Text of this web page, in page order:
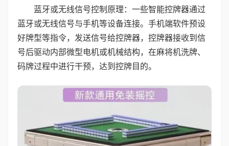
蓝牙或无线信号控制原理：一些智能控牌器通过
蓝牙或无线信号与手机等设备连接。手机端软件预设
好牌型等指令，发送信号给控牌器，控牌器接收到信
号后驱动内部微型电机或机械结构，在麻将机洗牌、
码牌过程中进行干预，达到控牌目的。